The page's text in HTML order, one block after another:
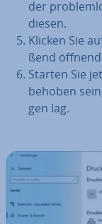
der
diesen.
Klicken Sie
ßend
Starten Sie
behoben
gen lag.